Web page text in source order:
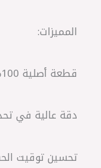
المميزات:
قطعة أصلية 100% RENAULT GROUP
دقة عالية في
تحسين توقيت